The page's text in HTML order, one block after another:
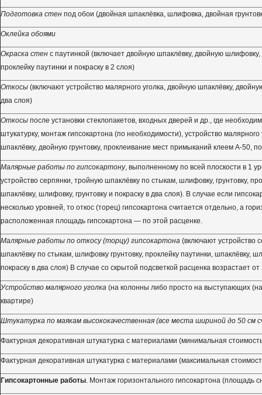
Подготовка стен под обои (двойная шпаклёвка, шлифовка, двойная
Оклейка обоями
Окраска стен с паутинкой (включает двойную шпаклёвку, двойную шлифовку,
проклейку паутинки и покраску в 2 слоя)
Откосы (включают устройство малярного уголка, двойную шпаклёвку,
два слоя)
Откосы после установки стеклопакетов, входных дверей и др., где
штукатурку, монтаж гипсокартона (по необходимости), устройство малярного
шпаклёвку, двойную грунтовку, проклеивание мест примыканий клеем А-50,
Малярные работы по гипсокартону, выполненному по всей плоскости в 1
устройство серпянки, тройную шпаклёвку по стыкам, шлифовку, грунтовку,
шпаклёвку, шлифовку, грунтовку и покраску в два слоя). В случае если
несколько уровней, то откос (торец) гипсокартона считается отдельно, а
расположенная площадь гипсокартона — по этой расценке.
Малярные работы по откосу (торцу) гипсокартона (включают устройство
шпаклёвку по стыкам, шлифовку грунтовку, проклейку паутинки, шпаклёвку,
покраску в два слоя) В случае со скрытой подсветкой расценка возрастает
Устройство малярного уголка (на колонны либо просто на выступающих
квартире)
Штукатурка по маякам высококачественная (все места шириной до 50 см
Фактурная декоративная штукатурка с материалами (минимальная
Фактурная декоративная штукатурка с материалами (максимальная
Гипсокартонные работы . Монтаж горизонтального гипсокартона (площадь